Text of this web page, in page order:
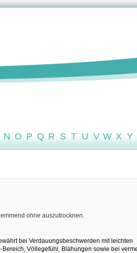
N O P Q R S T U V W X Y
ohne auszutrocknen.
bei Verdauungsbeschwerden mit leichten
Bereich, Völlegefühl, Blähungen sowie bei